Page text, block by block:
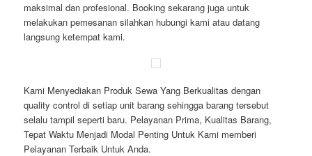
maksimal dan profesional. Booking sekarang juga untuk
melakukan pemesanan silahkan hubungi kami atau datang
langsung ketempat kami.
Kami Menyediakan Produk Sewa Yang Berkualitas dengan
quality control di setiap unit barang sehingga barang tersebut
selalu tampil seperti baru. Pelayanan Prima, Kualitas Barang,
Tepat Waktu Menjadi Modal Penting Untuk Kami memberi
Pelayanan Terbaik Untuk Anda.